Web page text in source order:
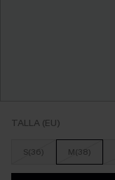
TALLA (EU)
S(36) M(38)